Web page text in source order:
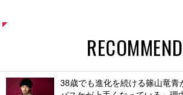
RECOMMEND
38歳でも進化を続ける篠山竜青